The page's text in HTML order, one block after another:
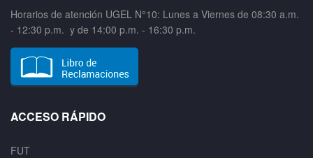
Horarios de atención UGEL N°10: Lunes a Viernes de 08:30 a.m.
- 12:30 p.m. y de 14:00 p.m. - 16:30 p.m.
ACCESO RÁPIDO
FUT